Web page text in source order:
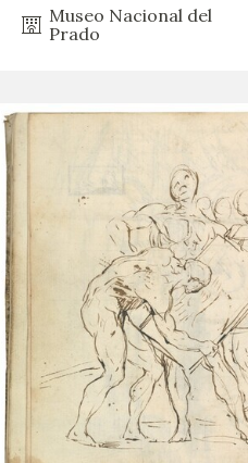
Museo Nacional del
Prado